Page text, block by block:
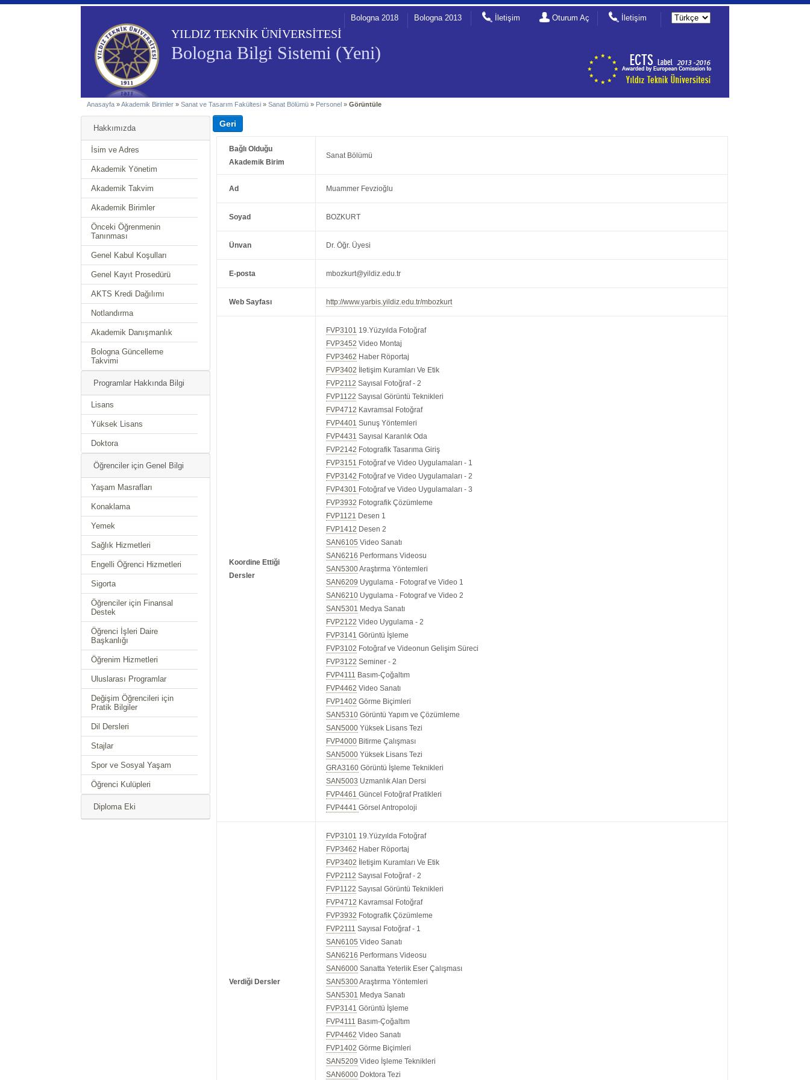
YILDIZ TEKNİK ÜNİVERSİTESİ
Bologna Bilgi Sistemi (Yeni)
Bologna 2018 Bologna 2013 İletişim Oturum Aç İletişim
Anasayfa »Akademik Birimler »Sanat ve Tasarım Fakültesi »Sanat Bölümü » Personel »Görüntüle
Hakkımızda
İsim ve Adres
Akademik Yönetim
Akademik Takvim
Akademik Birimler
Önceki Öğrenmenin
Tanınması
Genel Kabul Koşulları
Genel Kayıt Prosedürü
AKTS Kredi Dağılımı
Notlandırma
Akademik Danışmanlık
Bologna Güncelleme
Takvimi
Programlar Hakkında Bilgi
Lisans
Yüksek Lisans
Doktora
Öğrenciler için Genel Bilgi
Yaşam Masrafları
Konaklama
Yemek
Sağlık Hizmetleri
Engelli Öğrenci Hizmetleri
Sigorta
Öğrenciler için Finansal
Destek
Öğrenci İşleri Daire
Başkanlığı
Öğrenim Hizmetleri
Uluslarası Programlar
Değişim Öğrencileri için
Pratik Bilgiler
Dil Dersleri
Stajlar
Spor ve Sosyal Yaşam
Öğrenci Kulüpleri
Diploma Eki
Bağlı Olduğu
Akademik Birim
Sanat Bölümü
Ad Muammer Fevzioğlu
Soyad BOZKURT
Ünvan Dr. Öğr. Üyesi
E-posta mbozkurt@yildiz.edu.tr
Web Sayfası http://www.yarbis.yildiz.edu.tr/mbozkurt
Koordine Ettiği
Dersler
FVP3101 19.Yüzyılda Fotoğraf
FVP3452 Video Montaj
FVP3462 Haber Röportaj
FVP3402
İletişim Kuramları Ve Etik
FVP2112 Sayısal Fotoğraf - 2
FVP1122 Sayısal Görüntü Teknikleri
FVP4712 Kavramsal Fotoğraf
FVP4401 Sunuş Yöntemleri
FVP4431 Sayısal Karanlık Oda
FVP2142 Fotografik Tasarıma Giriş
FVP3151 Fotoğraf ve Video Uygulamaları - 1
FVP3142 Fotoğraf ve Video Uygulamaları - 2
FVP4301 Fotoğraf ve Video Uygulamaları - 3
FVP3932 Fotografik Çözümleme
FVP1121 Desen 1
FVP1412 Desen 2
SAN6105 Video Sanatı
SAN6216 Performans Videosu
SAN5300Araştırma Yöntemleri
SAN6209 Uygulama - Fotograf ve Video 1
SAN6210 Uygulama - Fotograf ve Video 2
SAN5301 Medya Sanatı
FVP2122 Video Uygulama - 2
FVP3141 Görüntü İşleme
FVP3102 Fotoğraf ve Videonun Gelişim Süreci
FVP3122 Seminer - 2
FVP4111 Basım-Çoğaltım
FVP4462 Video Sanatı
FVP1402 Görme Biçimleri
SAN5310 Görüntü Yapım ve Çözümleme
SAN5000 Yüksek Lisans Tezi
FVP4000 Bitirme Çalışması
SAN5000 Yüksek Lisans Tezi
GRA3160 Görüntü İşleme Teknikleri
SAN5003 Uzmanlık Alan Dersi
FVP4461Güncel Fotoğraf Pratikleri
FVP4441Görsel Antropoloji
Verdiği Dersler
FVP3101 19.Yüzyılda Fotoğraf
FVP3462 Haber Röportaj
FVP3402
İletişim Kuramları Ve Etik
FVP2112 Sayısal Fotoğraf - 2
FVP1122 Sayısal Görüntü Teknikleri
FVP4712 Kavramsal Fotoğraf
FVP3932 Fotografik Çözümleme
FVP2111 Sayısal Fotoğraf - 1
SAN6105 Video Sanatı
SAN6216 Performans Videosu
SAN6000 Sanatta Yeterlik Eser Çalışması
SAN5300Araştırma Yöntemleri
SAN5301 Medya Sanatı
FVP3141 Görüntü İşleme
FVP4111 Basım-Çoğaltım
FVP4462 Video Sanatı
FVP1402 Görme Biçimleri
SAN5209 Video İşleme Teknikleri
SAN6000 Doktora Tezi